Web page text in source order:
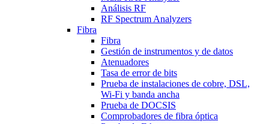
Análisis RF
RF Spectrum Analyzers
Fibra
Fibra
Gestión de instrumentos y de datos
Atenuadores
Tasa de error de bits
Prueba de instalaciones de cobre, DSL,
Wi-Fi y banda ancha
Prueba de DOCSIS
Comprobadores de fibra óptica